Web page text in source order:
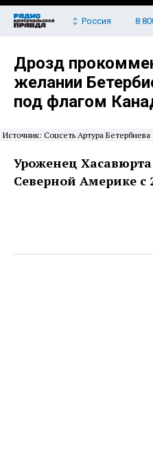
Россия 8
Дрозд
желании
под флагом
Источник: Соцсеть Артура Бетербиева
Уроженец
Северной Америке с